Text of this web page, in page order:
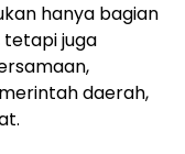
hanya bagian
tetapi juga
daerah,